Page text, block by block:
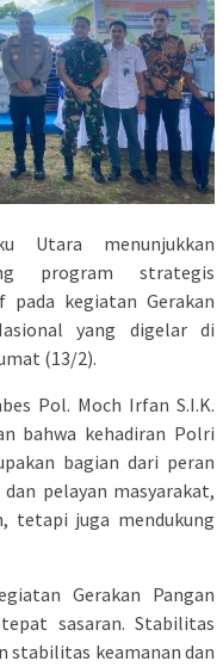
Utara menunjukkan
program strategis
kegiatan Gerakan
yang digelar di
(13/2).
Pol. Moch Irfan S.I.K.
bahwa kehadiran Polri
bagian dari peran
pelayan masyarakat,
tetapi juga mendukung
Gerakan Pangan
sasaran. Stabilitas
stabilitas keamanan dan